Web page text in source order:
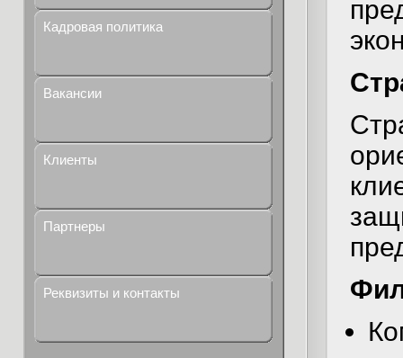
Кадровая политика
Вакансии
Клиенты
Партнеры
Реквизиты и контакты